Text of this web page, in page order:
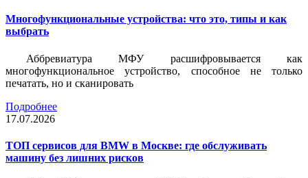
Многофункциональные устройства: что это, типы и как
выбрать
Аббревиатура МФУ расшифровывается как
многофункциональное устройство, способное не только
печатать, но и сканировать
Подробнее
17.07.2026
ТОП сервисов для BMW в Москве: где обслуживать
машину без лишних рисков